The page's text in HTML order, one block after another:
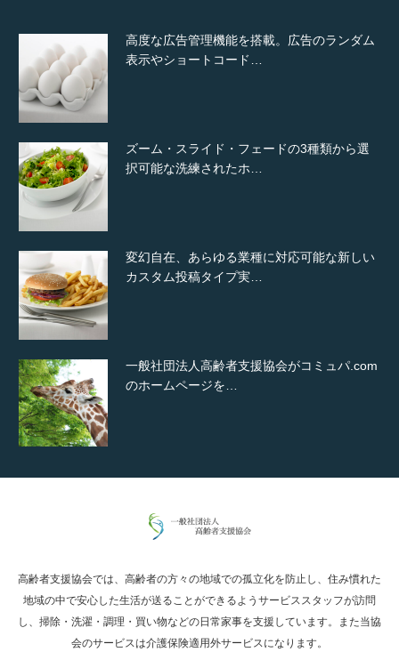
高度な広告管理機能を搭載。広告のランダム
表示やショートコード…
ズーム・スライド・フェードの3種類から選
択可能な洗練されたホ…
変幻自在、あらゆる業種に対応可能な新しい
カスタム投稿タイプ実…
一般社団法人高齢者支援協会がコミュパ.com
のホームページを…
通常投稿
Hello world!
高齢者支援協会では、高齢者の方々の地域での孤立化を防止し、住み慣れた
地域の中で安心した生活が送ることができるようサービススタッフが訪問
し、掃除・洗濯・調理・買い物などの日常家事を支援しています。また当協
会のサービスは介護保険適用外サービスになります。